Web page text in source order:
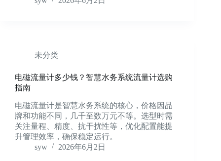
未分类
电磁流量计多少钱？智慧水务系统流量计选购
指南
电磁流量计是智慧水务系统的核心，价格因品
牌和功能不同，几千至数万元不等。选型时需
关注量程、精度、抗干扰性等，优化配置能提
升管理效率，确保稳定运行。
syw
2026年6月2日